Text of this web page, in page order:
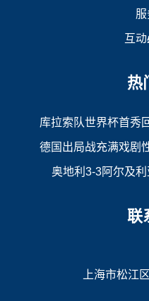
互动
热
库拉索队世界杯首秀
德国出局战充满戏剧
奥地利3-3阿尔及
联
上海市松江